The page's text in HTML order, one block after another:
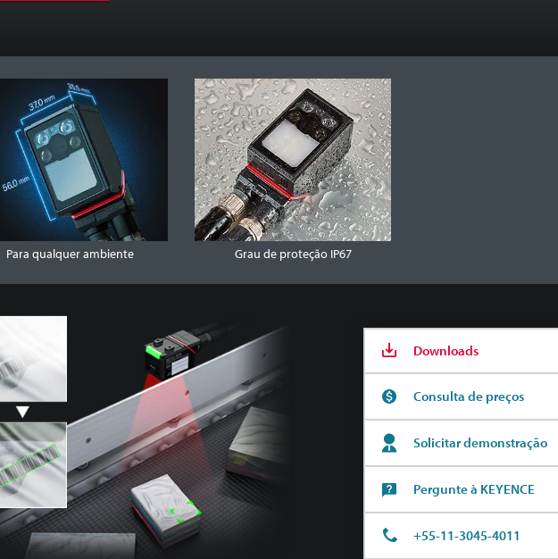
Para qualquer ambiente Grau de proteção IP67
Downloads
Consulta de preços
Solicitar demonstração
Pergunte à KEYENCE
+55-11-3045-4011